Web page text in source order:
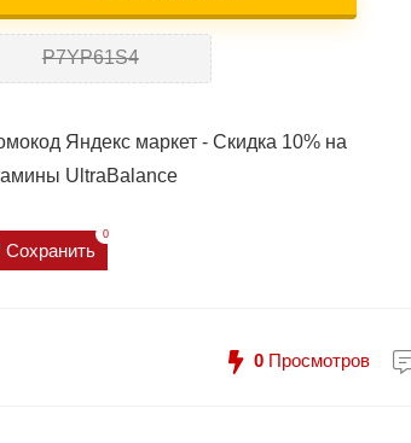
P7YP61S4
Яндекс маркет - Скидка 10% на
UltraBalance
Сохранить
0
0 Просмотров